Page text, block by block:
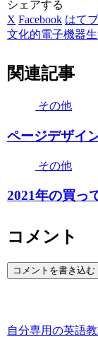
シェアする
X Facebook はてブ
文化的電子機器
関連記事
その他
ページデザイ
その他
2021年の買っ
コメント
コメントを書き込む
自分専用の英語